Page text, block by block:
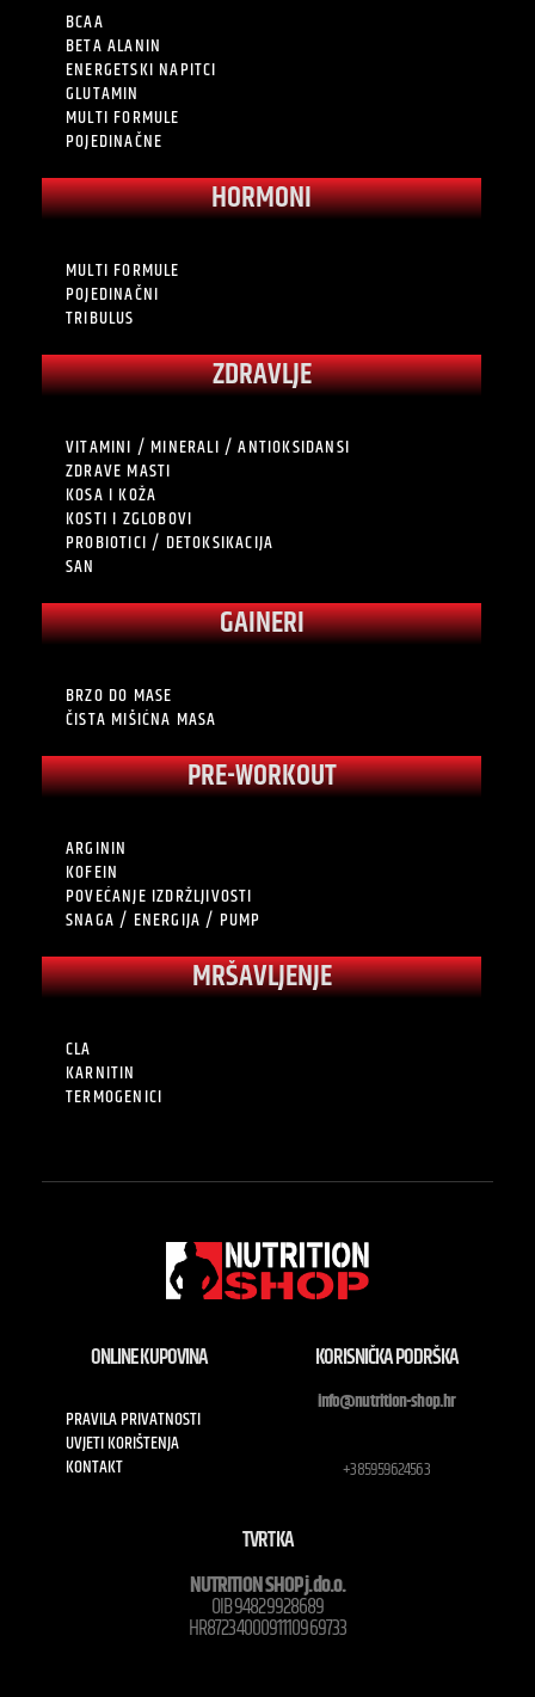
BCAA
BETA ALANIN
ENERGETSKI NAPITCI
GLUTAMIN
MULTI FORMULE
POJEDINAČNE
HORMONI
MULTI FORMULE
POJEDINAČNI
TRIBULUS
ZDRAVLJE
VITAMINI / MINERALI / ANTIOKSIDANSI
ZDRAVE MASTI
KOSA I KOŽA
KOSTI I ZGLOBOVI
PROBIOTICI / DETOKSIKACIJA
SAN
GAINERI
BRZO DO MASE
ČISTA MIŠIĆNA MASA
PRE-WORKOUT
ARGININ
KOFEIN
POVEĆANJE IZDRŽLJIVOSTI
SNAGA / ENERGIJA / PUMP
MRŠAVLJENJE
CLA
KARNITIN
TERMOGENICI
ONLINE KUPOVINA
PRAVILA PRIVATNOSTI
UVJETI KORIŠTENJA
KONTAKT
KORISNIČKA PODRŠKA
info@nutrition-shop.hr
+385959624563
TVRTKA
NUTRITION SHOP j.do.o.
OIB 94829928689
HR8723400091110969733